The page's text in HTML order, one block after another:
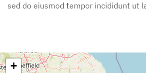
sed do eiusmod tempor incididunt ut
+